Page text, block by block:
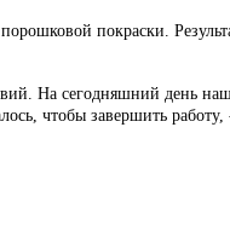
покраски.
На сегодняшний день
чтобы завершить